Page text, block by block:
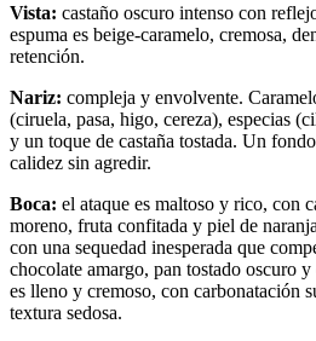
Vista: castaño oscuro intenso con
espuma es beige-caramelo, cremosa,
retención.
Nariz: compleja y envolvente.
(ciruela, pasa, higo, cereza), especias
y un toque de castaña tostada. Un
calidez sin agredir.
Boca: el ataque es maltoso y rico, con
moreno, fruta confitada y piel de
con una sequedad inesperada que
chocolate amargo, pan tostado oscuro
es lleno y cremoso, con carbonatación
textura sedosa.